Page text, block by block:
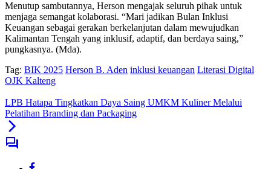
Menutup sambutannya, Herson mengajak seluruh pihak untuk
menjaga semangat kolaborasi. “Mari jadikan Bulan Inklusi
Keuangan sebagai gerakan berkelanjutan dalam mewujudkan
Kalimantan Tengah yang inklusif, adaptif, dan berdaya saing,”
pungkasnya. (Mda).
Tag: BIK 2025 Herson B. Aden inklusi keuangan Literasi Digital
OJK Kalteng
LPB Hatapa Tingkatkan Daya Saing UMKM Kuliner Melalui
Pelatihan Branding dan Packaging